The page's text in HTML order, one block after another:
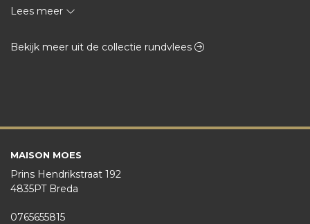
vervolgens stoven op laag vuur (of in een braadslee in de
Lees meer
Bekijk meer uit de collectie rundvlees
MAISON MOES
Prins Hendrikstraat 192
4835PT Breda
0765655815